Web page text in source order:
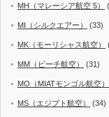
MH（マレーシア航空 5）
MI（シルクエアー） (33)
MK（モーリシャス航空）
MM（ピーチ航空） (31)
MO（MIATモンゴル航空）
MS（エジプト航空） (34)